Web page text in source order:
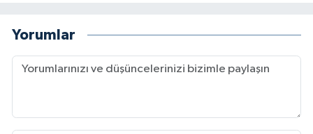
Yorumlar